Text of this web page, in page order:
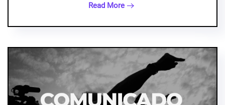
Read More